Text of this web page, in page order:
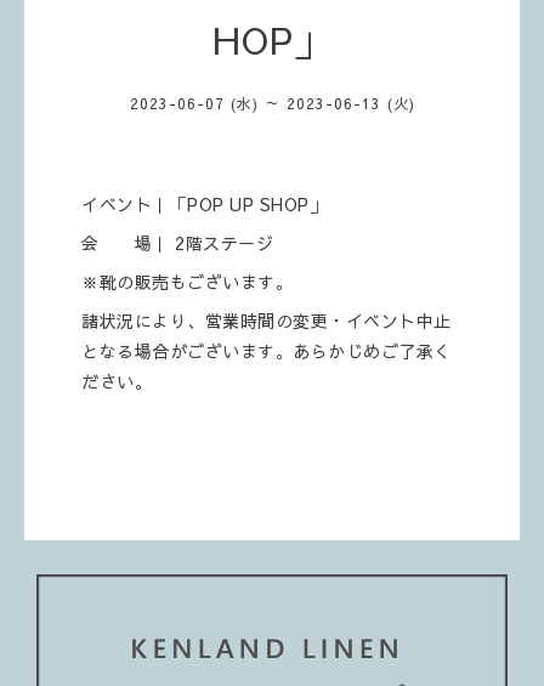
HOP」
2023-06-07 (水) ～ 2023-06-13 (火)
イベント｜「POP UP SHOP」
会 場｜ 2階ステージ
※靴の販売もございます。
諸状況により、営業時間の変更・イベント中止
となる場合がございます。あらかじめご了承く
ださい。